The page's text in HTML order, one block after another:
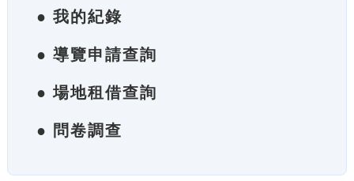
● 我的紀錄
● 導覽申請查詢
● 場地租借查詢
● 問卷調查